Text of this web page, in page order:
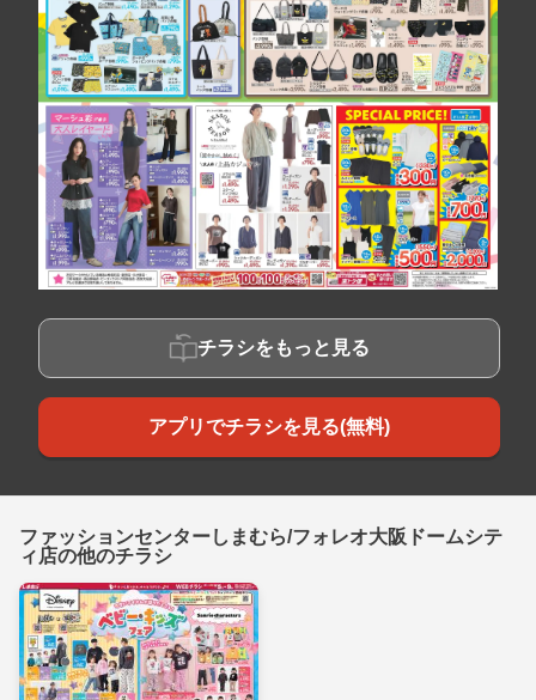
チラシをもっと見る
アプリでチラシを見る(無料)
ファッションセンターしまむら/フォレオ大阪ドームシテ
ィ店の他のチラシ